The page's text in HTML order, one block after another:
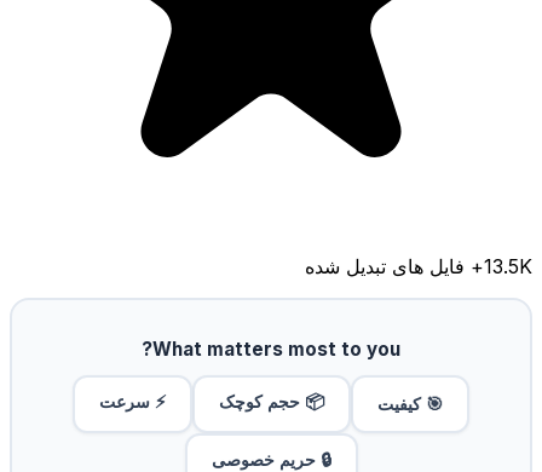
13.5K+ فایل های تبدیل شده
What matters most to you?
🎯 کیفیت 📦 حجم کوچک ⚡ سرعت
🔒 حریم خصوصی